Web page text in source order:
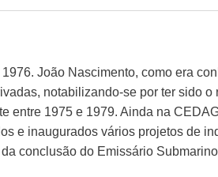
João Nascimento, como era
notabilizando-se por ter sido o
1975 e 1979. Ainda na
e inaugurados vários projetos de
conclusão do Emissário